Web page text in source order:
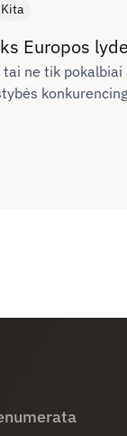
Kita
Europos
tai ne tik